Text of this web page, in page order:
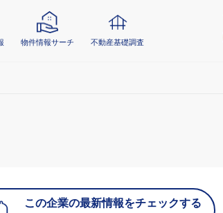
物件情報サーチ 不動産基礎調査
この企業の最新情報をチェックする